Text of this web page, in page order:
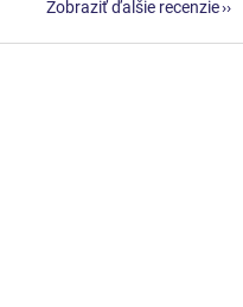
Zobraziť ďalšie recenzie